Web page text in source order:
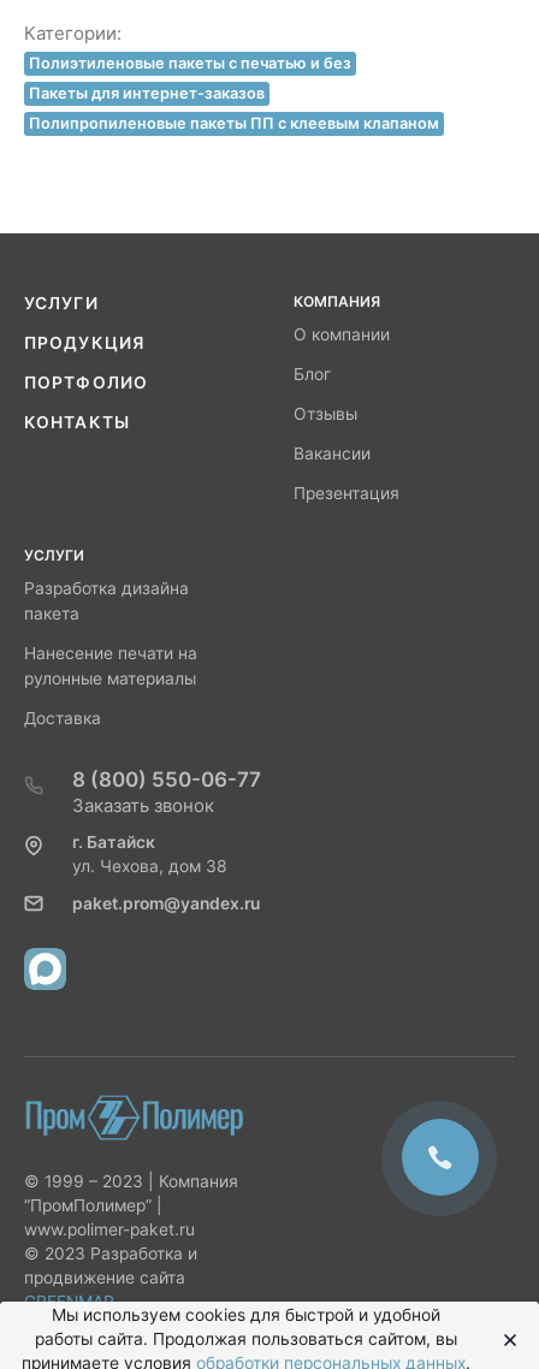
Категории:
Полиэтиленовые пакеты с печатью и без
Пакеты для интернет-заказов
Полипропиленовые пакеты ПП с клеевым клапаном
УСЛУГИ
ПРОДУКЦИЯ
ПОРТФОЛИО
КОНТАКТЫ
КОМПАНИЯ
О компании
Блог
Отзывы
Вакансии
Презентация
УСЛУГИ
Разработка дизайна
пакета
Нанесение печати на
рулонные материалы
Доставка
8 (800) 550-06-77
Заказать звонок
г. Батайск
ул. Чехова, дом 38
paket.prom@yandex.ru
© 1999 – 2023 | Компания
“ПромПолимер” |
www.polimer-paket.ru
© 2023 Разработка и
продвижение сайта
GREENMAR
Мы используем cookies для быстрой и удобной
работы сайта. Продолжая пользоваться сайтом, вы
принимаете условия обработки персональных данных.